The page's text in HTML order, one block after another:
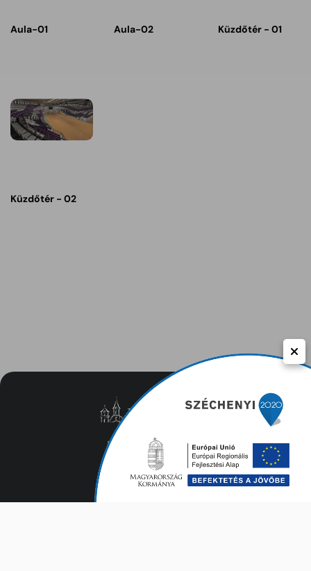
Aula-01 Aula-02 Küzdőtér - 01
Küzdőtér - 02
Közérdekű adatok
Adatvédelem